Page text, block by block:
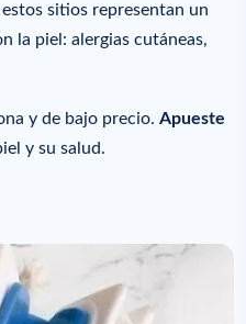
sitios representan un
la piel: alergias cutáneas,
y de bajo precio. Apueste
y su salud.